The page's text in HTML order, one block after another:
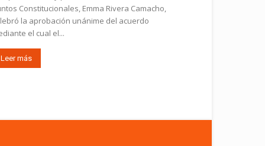
Constitucionales, Emma Rivera Camacho,
la aprobación unánime del acuerdo
el cual el...
Leer más